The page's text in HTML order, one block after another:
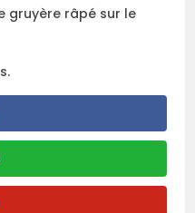
gruyère râpé sur le